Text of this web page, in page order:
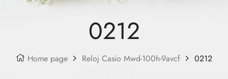
0212
Home page Reloj Casio Mwd-100h-9avcf 0212